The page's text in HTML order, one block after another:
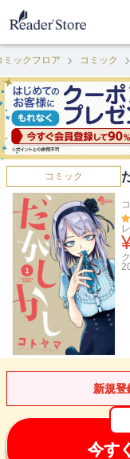
ミックフロア コミック
コミック
新規登
今す